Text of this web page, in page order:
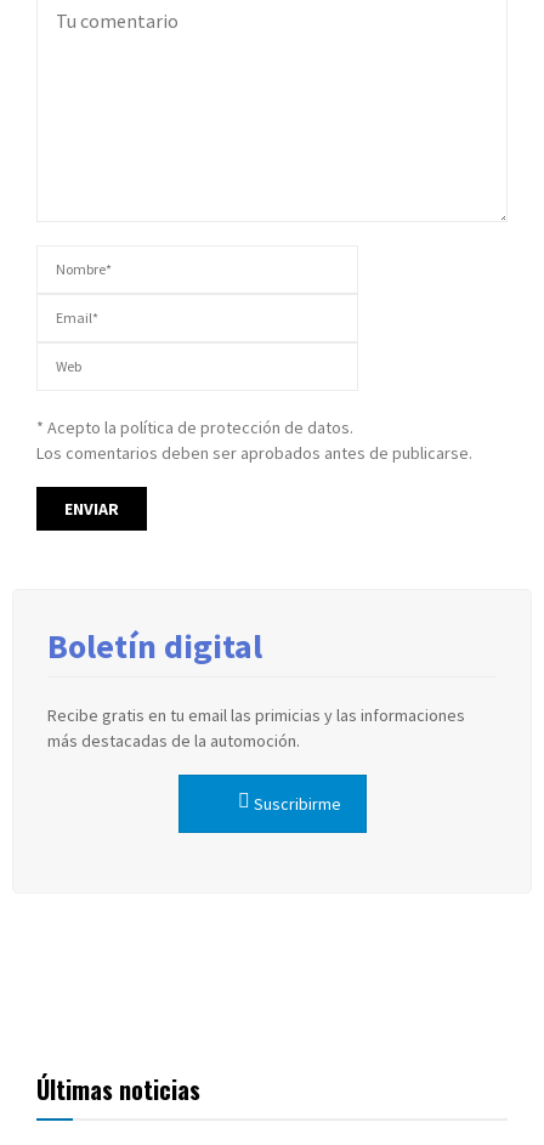
* Acepto la política de protección de datos.
Los comentarios deben ser aprobados antes de publicarse.
Boletín digital
Recibe gratis en tu email las primicias y las informaciones
más destacadas de la automoción.
Suscribirme
Últimas noticias